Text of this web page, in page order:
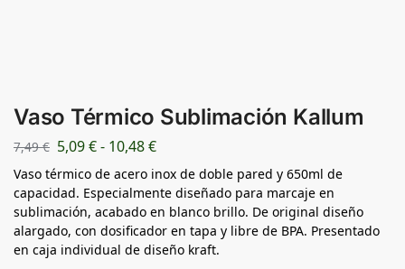
Vaso Térmico Sublimación Kallum
7,49€ 5,09€- 10,48€
Vaso térmico de acero inox de doble pared y 650ml de
capacidad. Especialmente diseñado para marcaje en
sublimación, acabado en blanco brillo. De original diseño
alargado, con dosificador en tapa y libre de BPA. Presentado
en caja individual de diseño kraft.